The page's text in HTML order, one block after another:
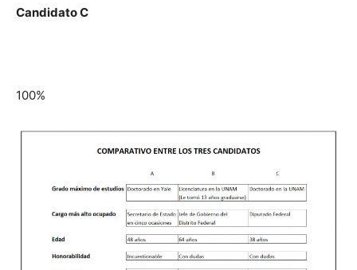
Candidato C
100%